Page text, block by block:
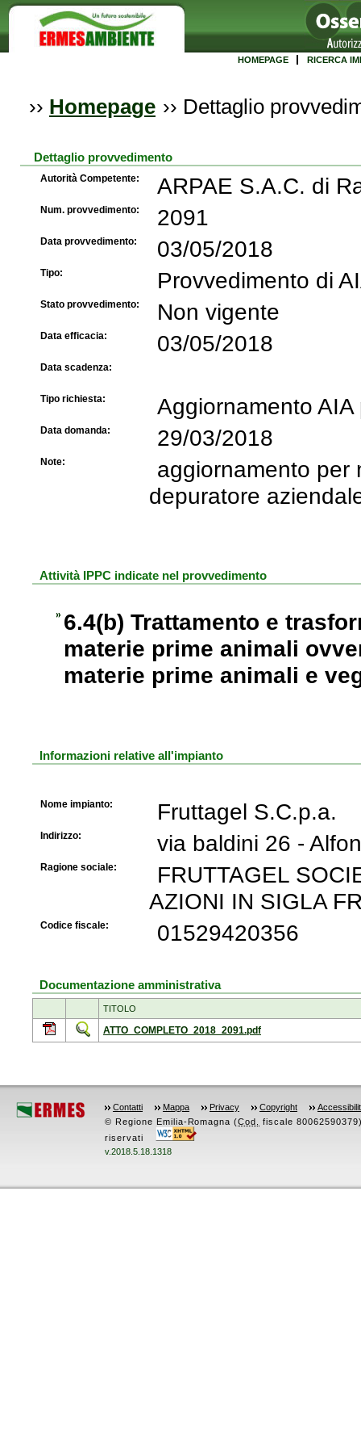
HOMEPAGE RICERCA
›› Homepage ›› Dettaglio
Dettaglio provvedimento
Autorità Competente: ARPAE S.A.C. di
Num. provvedimento: 2091
Data provvedimento: 03/05/2018
Tipo: Provvedimento di
Stato provvedimento: Non vigente
Data efficacia: 03/05/2018
Data scadenza:
Tipo richiesta: Aggiornamento
Data domanda: 29/03/2018
Note:
aggiornamento per
depuratore
Attività IPPC indicate nel provvedimento
6.4(b) Trattamento e
materie prime animali
materie prime animali e
Informazioni relative all'impianto
Nome impianto: Fruttagel S.C.p.a.
Indirizzo: via baldini 26 -
Ragione sociale:
FRUTTAGEL
AZIONI IN SIGLA
Codice fiscale: 01529420356
Documentazione amministrativa
TITOLO
ATTO_COMPLETO_2018_2091.pdf
Contatti Mappa Privacy Copyright
© Regione Emilia-Romagna (Cod.
fiscale
riservati
v.2018.5.18.1318